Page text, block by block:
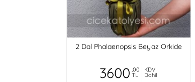
2 Dal Phalaenopsis Beyaz Orkide
3600 ,00
TL
KDV
Dahil